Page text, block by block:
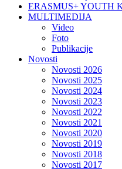
ERASMUS+ YOUTH
MULTIMEDIJA
Video
Foto
Publikacije
Novosti
Novosti 2026
Novosti 2025
Novosti 2024
Novosti 2023
Novosti 2022
Novosti 2021
Novosti 2020
Novosti 2019
Novosti 2018
Novosti 2017